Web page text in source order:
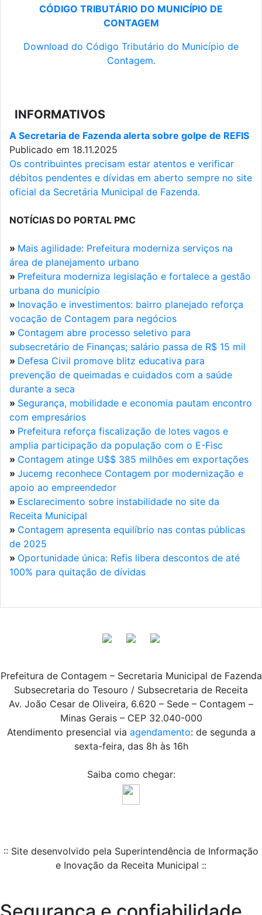
CÓDIGO TRIBUTÁRIO DO MUNICÍPIO DE
CONTAGEM
Download do Código Tributário do Município de
Contagem.
INFORMATIVOS
A Secretaria de Fazenda alerta sobre golpe de REFIS
Publicado em 18.11.2025
Os contribuintes precisam estar atentos e verificar
débitos pendentes e dívidas em aberto sempre no site
oficial da Secretária Municipal de Fazenda.
NOTÍCIAS DO PORTAL PMC
» Mais agilidade: Prefeitura moderniza serviços na
área de planejamento urbano
» Prefeitura moderniza legislação e fortalece a gestão
urbana do município
» Inovação e investimentos: bairro planejado reforça
vocação de Contagem para negócios
» Contagem abre processo seletivo para
subsecretário de Finanças; salário passa de R$ 15 mil
» Defesa Civil promove blitz educativa para
prevenção de queimadas e cuidados com a saúde
durante a seca
» Segurança, mobilidade e economia pautam encontro
com empresários
» Prefeitura reforça fiscalização de lotes vagos e
amplia participação da população com o E-Fisc
» Contagem atinge U$$ 385 milhões em exportações
» Jucemg reconhece Contagem por modernização e
apoio ao empreendedor
» Esclarecimento sobre instabilidade no site da
Receita Municipal
» Contagem apresenta equilíbrio nas contas públicas
de 2025
» Oportunidade única: Refis libera descontos de até
100% para quitação de dívidas
Prefeitura de Contagem – Secretaria Municipal de Fazenda
Subsecretaria do Tesouro / Subsecretaria de Receita
Av. João Cesar de Oliveira, 6.620 – Sede – Contagem –
Minas Gerais – CEP 32.040-000
Atendimento presencial via agendamento: de segunda a
sexta-feira, das 8h às 16h
Saiba como chegar:
:: Site desenvolvido pela Superintendência de Informação
e Inovação da Receita Municipal ::